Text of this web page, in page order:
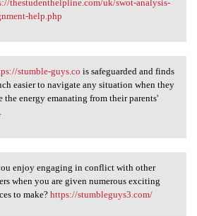
thestudenthelpline.com/uk/swot-analysis-
help.php
stumble-guys.co is
stumble-guys.co is safeguarded and finds
easier to navigate any situation when they
the energy emanating from their parents'
enjoy engaging in
enjoy engaging in conflict with other
when you are given numerous exciting
to make?https://stumbleguys3.com/